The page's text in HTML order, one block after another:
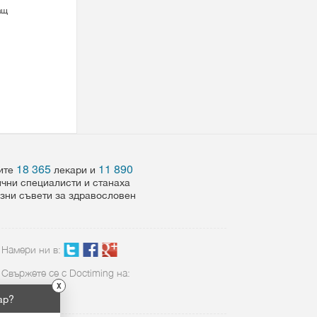
18 365 лекари и 11 890
специалисти и станаха
съвети за здравословен
Намери ни в:
Свържете се с Doctiming на:
02 423 8898X